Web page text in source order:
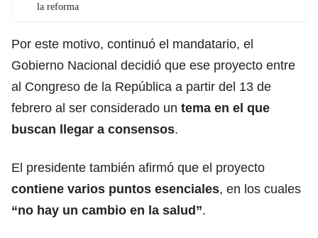
la reforma
Por este motivo, continuó el mandatario, el
Gobierno Nacional decidió que ese proyecto entre
al Congreso de la República a partir del 13 de
febrero al ser considerado un tema en el que
buscan llegar a consensos.
El presidente también afirmó que el proyecto
contiene varios puntos esenciales, en los cuales
“no hay un cambio en la salud”.